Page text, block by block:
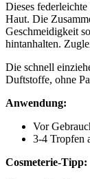
Dieses
Haut. Die
Geschmeidigkeit
hintanhalten.
Die schnell
Duftstoffe, ohne
Anwendung:
Vor
3-4 Tropfen
Cosmeterie-Tipp: